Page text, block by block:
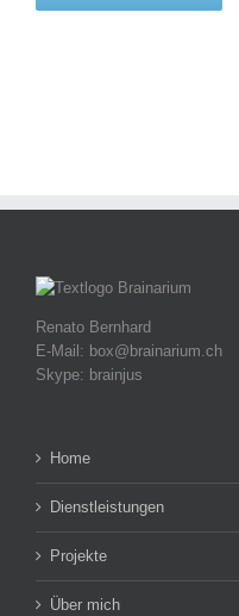
Renato Bernhard
E-Mail: box@brainarium.ch
Skype: brainjus
Home
Dienstleistungen
Projekte
Über mich